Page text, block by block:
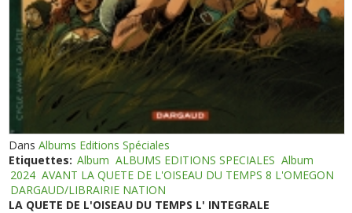
DansAlbums Editions Spéciales
Etiquettes: Album ALBUMS EDITIONS SPECIALES Album
2024 AVANT LA QUETE DE L'OISEAU DU TEMPS 8 L'OMEGON
DARGAUD/LIBRAIRIE NATION
LA QUETE DE L'OISEAU DU TEMPS L' INTEGRALE